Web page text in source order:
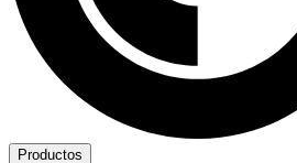
Productos